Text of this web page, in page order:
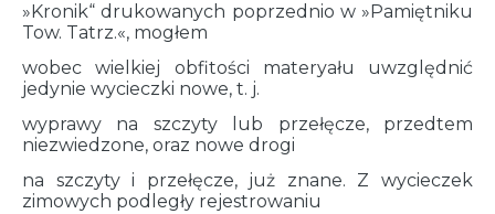
»Kronik“ drukowanych poprzednio w »Pamiętniku
Tow. Tatrz.«, mogłem
wobec wielkiej obfitości materyału uwzględnić
jedynie wycieczki nowe, t. j.
wyprawy na szczyty lub przełęcze, przedtem
niezwiedzone, oraz nowe drogi
na szczyty i przełęcze, już znane. Z wycieczek
zimowych podległy rejestrowaniu